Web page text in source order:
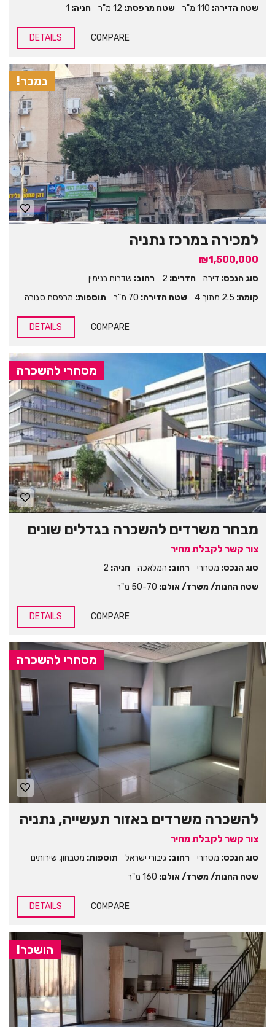
שטח הדירה: 110 מ"ר שטח מרפסת: 12 מ"ר חניה: 1
COMPARE
DETAILS
נמכר!
למכירה במרכז נתניה
₪1,500,000
סוג הנכס: דירה חדרים: 2 רחוב: שדרות בנימין
קומה: 2.5 מתוך 4 שטח הדירה: 70 מ"ר תוספות: מרפסת סגורה
COMPARE
DETAILS
מסחרי להשכרה
מבחר משרדים להשכרה בגדלים שונים
צור קשר לקבלת מחיר
סוג הנכס: מסחרי רחוב: המלאכה חניה: 2
שטח החנות/ משרד/ אולם: 50-70 מ"ר
COMPARE
DETAILS
מסחרי להשכרה
להשכרה משרדים באזור תעשייה, נתניה
צור קשר לקבלת מחיר
סוג הנכס: מסחרי רחוב: גיבורי ישראל תוספות: מטבחון, שירותים
שטח החנות/ משרד/ אולם: 160 מ"ר
COMPARE
DETAILS
הושכר!